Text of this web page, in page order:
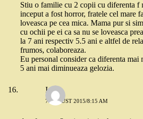
Stiu o familie cu 2 copii cu diferenta f
inceput a fost horror, fratele cel mare
loveasca pe cea mica. Mama pur si
cu ochii pe ei ca sa nu se loveasca
la 7 ani respectiv 5.5 ani e altfel de
frumos, colaboreaza.
Eu personal consider ca diferenta mai
5 ani mai diminueaza gelozia.
Ioana
7 AUGUST 2015/8:15 AM